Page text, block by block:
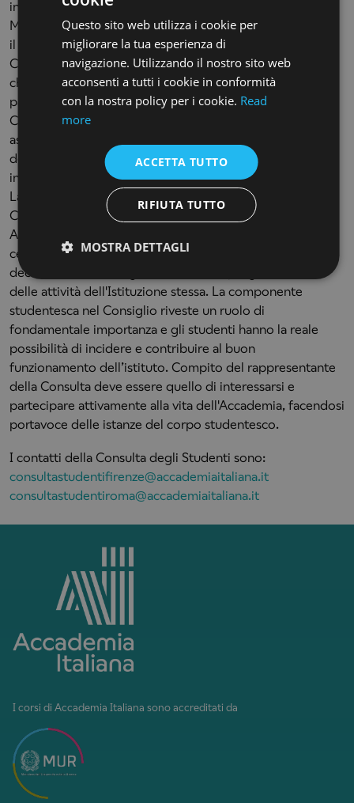
in seguito alla rifrma dell'Alta Formazione Artistica e
Musicale, con lo scopo di responsabilizzare e coinvolgere
il corpo studentesco nella vita attiva dell'Accademia. La
Consulta nasce e si rivolge prima di tutto agli studenti,
che ne eleggono i membri, la compongono e vi
partecipano attraverso le assemblee studentesche. La
Consulta è eterogenea nelle diversità dei membri, offre
ascolto e partecipazione diretta ad ogni indirizzo
dell’Accademia, è trasparente e opera unicamente per gli
interessi degli studenti.
La Consulta nomina un rappresentante in seno al
Consiglio di Amministrazione e al Consiglio
Accademico. Il Consiglio Accademico è il vero
centro dell'Accademia, dal quale scaturiscono tutte le
decisioni inerenti l'organizzazione e la programmazione
delle attività dell'Istituzione stessa. La componente
studentesca nel Consiglio riveste un ruolo di
fondamentale importanza e gli studenti hanno la reale
possibilità di incidere e contribuire al buon
funzionamento dell’istituto. Compito del rappresentante
della Consulta deve essere quello di interessarsi e
partecipare attivamente alla vita dell'Accademia, facendosi
portavoce delle istanze del corpo studentesco.
I contatti della Consulta degli Studenti sono:
consultastudentifirenze@accademiaitaliana.it
consultastudentiroma@accademiaitaliana.it
I corsi di Accademia Italiana sono accreditati da
Questo sito web utilizza i cookie per
migliorare la tua esperienza di
navigazione. Utilizzando il nostro sito web
acconsenti a tutti i cookie in conformità
con la nostra policy per i cookie. Read
more
ACCETTA TUTTO
RIFIUTA TUTTO
MOSTRA DETTAGLI